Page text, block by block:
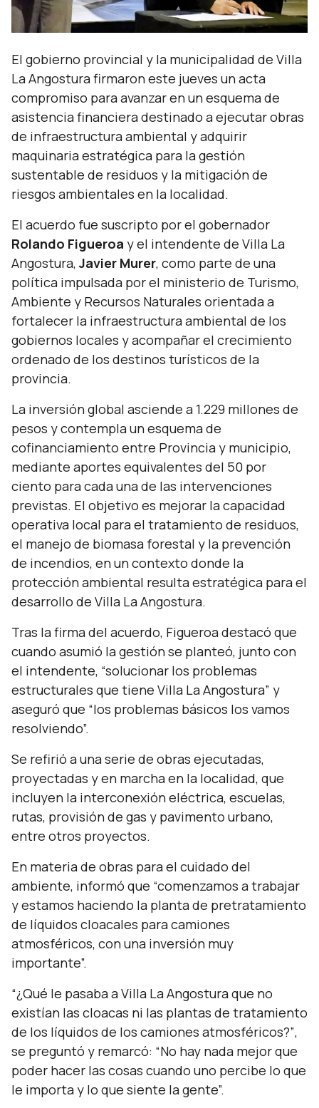
El gobierno provincial y la municipalidad de Villa
La Angostura firmaron este jueves un acta
compromiso para avanzar en un esquema de
asistencia financiera destinado a ejecutar obras
de infraestructura ambiental y adquirir
maquinaria estratégica para la gestión
sustentable de residuos y la mitigación de
riesgos ambientales en la localidad.
El acuerdo fue suscripto por el gobernador
Rolando Figueroa y el intendente de Villa La
Angostura,Javier Murer, como parte de una
política impulsada por el ministerio de Turismo,
Ambiente y Recursos Naturales orientada a
fortalecer la infraestructura ambiental de los
gobiernos locales y acompañar el crecimiento
ordenado de los destinos turísticos de la
provincia.
La inversión global asciende a 1.229 millones de
pesos y contempla un esquema de
cofinanciamiento entre Provincia y municipio,
mediante aportes equivalentes del 50 por
ciento para cada una de las intervenciones
previstas. El objetivo es mejorar la capacidad
operativa local para el tratamiento de residuos,
el manejo de biomasa forestal y la prevención
de incendios, en un contexto donde la
protección ambiental resulta estratégica para el
desarrollo de Villa La Angostura.
Tras la firma del acuerdo, Figueroa destacó que
cuando asumió la gestión se planteó, junto con
el intendente, “solucionar los problemas
estructurales que tiene Villa La Angostura” y
aseguró que “los problemas básicos los vamos
resolviendo”.
Se refirió a una serie de obras ejecutadas,
proyectadas y en marcha en la localidad, que
incluyen la interconexión eléctrica, escuelas,
rutas, provisión de gas y pavimento urbano,
entre otros proyectos.
En materia de obras para el cuidado del
ambiente, informó que “comenzamos a trabajar
y estamos haciendo la planta de pretratamiento
de líquidos cloacales para camiones
atmosféricos, con una inversión muy
importante”.
“¿Qué le pasaba a Villa La Angostura que no
existían las cloacas ni las plantas de tratamiento
de los líquidos de los camiones atmosféricos?”,
se preguntó y remarcó: “No hay nada mejor que
poder hacer las cosas cuando uno percibe lo que
le importa y lo que siente la gente”.